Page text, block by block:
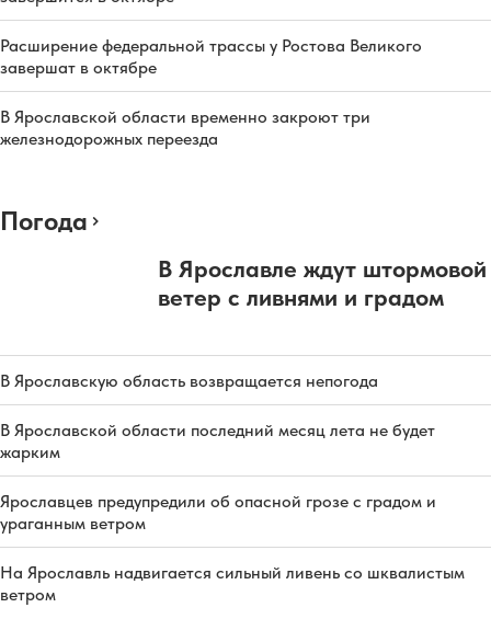
Расширение федеральной трассы у Ростова Великого
завершат в октябре
В Ярославской области временно закроют три
железнодорожных переезда
Погода
В Ярославле ждут штормовой
ветер с ливнями и градом
В Ярославскую область возвращается непогода
В Ярославской области последний месяц лета не будет
жарким
Ярославцев предупредили об опасной грозе с градом и
ураганным ветром
На Ярославль надвигается сильный ливень со шквалистым
ветром